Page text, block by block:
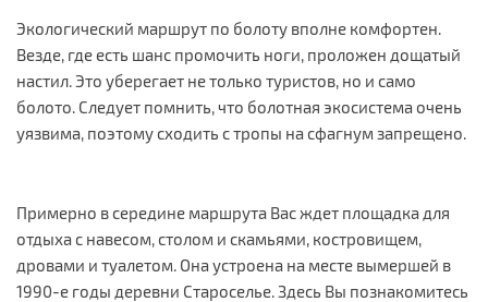
Экологический маршрут по болоту вполне комфортен.
Везде, где есть шанс промочить ноги, проложен дощатый
настил. Это уберегает не только туристов, но и само
болото. Следует помнить, что болотная экосистема очень
уязвима, поэтому сходить с тропы на сфагнум запрещено.
Примерно в середине маршрута Вас ждет площадка для
отдыха с навесом, столом и скамьями, костровищем,
дровами и туалетом. Она устроена на месте вымершей в
1990-е годы деревни Староселье. Здесь Вы познакомитесь